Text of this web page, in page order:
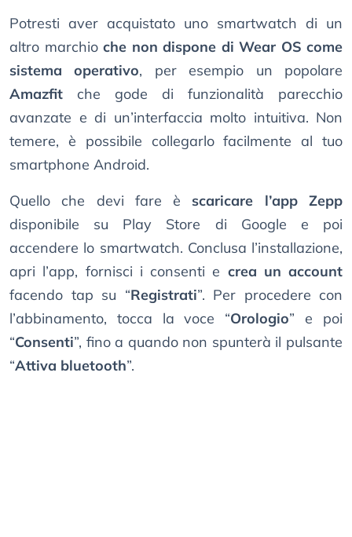
Potresti aver acquistato uno smartwatch di un
altro marchio che non dispone di Wear OS come
sistema operativo, per esempio un popolare
Amazfit che gode di funzionalità parecchio
avanzate e di un’interfaccia molto intuitiva. Non
temere, è possibile collegarlo facilmente al tuo
smartphone Android.
Quello che devi fare è scaricare l’app Zepp
disponibile su Play Store di Google e poi
accendere lo smartwatch. Conclusa l’installazione,
apri l’app, fornisci i consenti e crea un account
facendo tap su “Registrati”. Per procedere con
l’abbinamento, tocca la voce “Orologio” e poi
“Consenti”, fino a quando non spunterà il pulsante
“Attiva bluetooth”.